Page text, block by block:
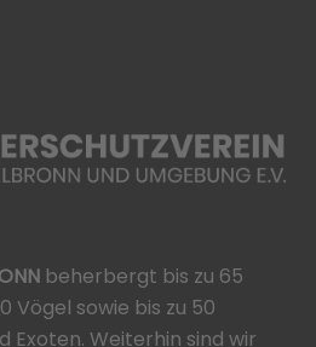
beherbergt bis zu 65
Vögel sowie bis zu 50
Exoten. Weiterhin sind wir